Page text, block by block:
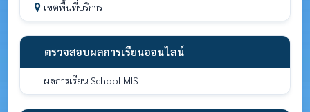
เขตพื้นที่บริการ
ตรวจสอบผลการเรียนออนไลน์
ผลการเรียน School MIS